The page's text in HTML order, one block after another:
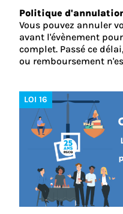
Politique
Vous pouvez annuler
avant l'évènement
complet. Passé ce
ou remboursement
LOI 16